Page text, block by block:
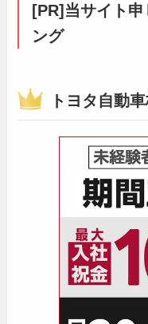
[PR]当サイト
ング
トヨタ自動